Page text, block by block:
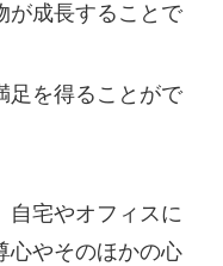
が成長することで
足を得ることがで
自宅やオフィスに
心やそのほかの心